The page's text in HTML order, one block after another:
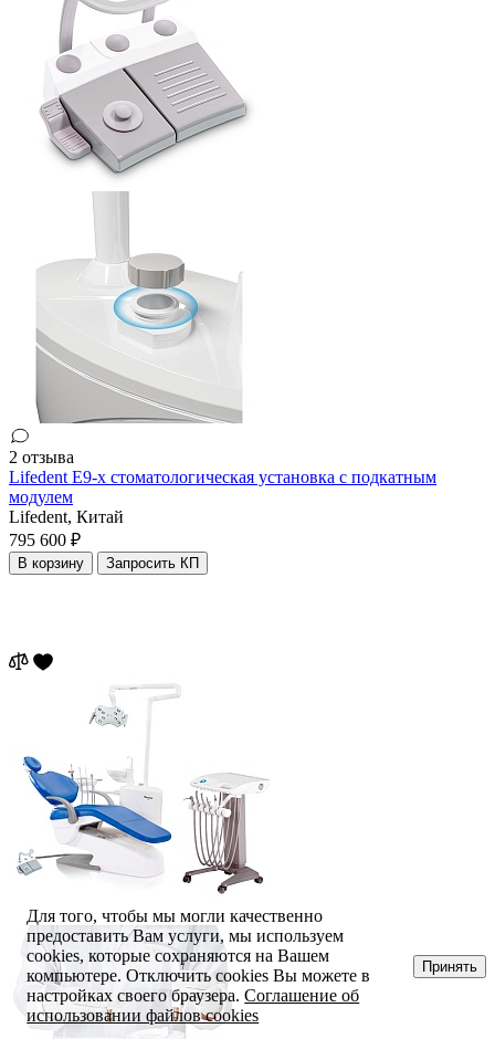
2 отзыва
Lifedent E9-x стоматологическая установка c подкатным
модулем
Lifedent, Китай
795 600 ₽
В корзину Запросить КП
Для того, чтобы мы могли качественно
предоставить Вам услуги, мы используем
cookies, которые сохраняются на Вашем
компьютере. Отключить cookies Вы можете в
настройках своего браузера.Соглашение об
использовании файлов cookies
Принять